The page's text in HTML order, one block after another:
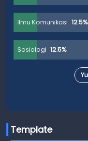
Ilmu Komunikasi 12.5%
Sosiologi 12.5%
Template